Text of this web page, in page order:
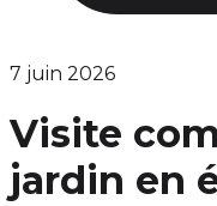
7 juin 2026
Visite
jardin en